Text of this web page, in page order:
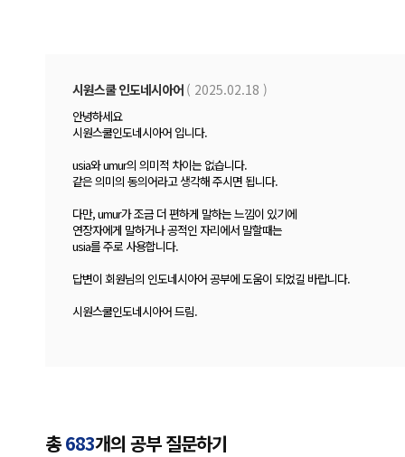
시원스쿨 인도네시아어 ( 2025.02.18 )
안녕하세요
시원스쿨인도네시아어 입니다.
usia와 umur의 의미적 차이는 없습니다.
같은 의미의 동의어라고 생각해 주시면 됩니다.
다만, umur가 조금 더 편하게 말하는 느낌이 있기에
연장자에게 말하거나 공적인 자리에서 말할때는
usia를 주로 사용합니다.
답변이 회원님의 인도네시아어 공부에 도움이 되었길 바랍니다.
시원스쿨인도네시아어 드림.
총683개의 공부 질문하기